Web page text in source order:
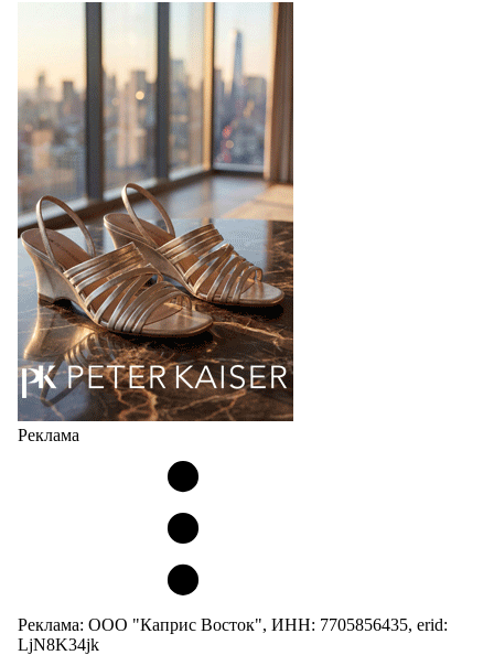
Реклама
Реклама: ООО "Каприс Восток", ИНН: 7705856435, erid:
LjN8K34jk